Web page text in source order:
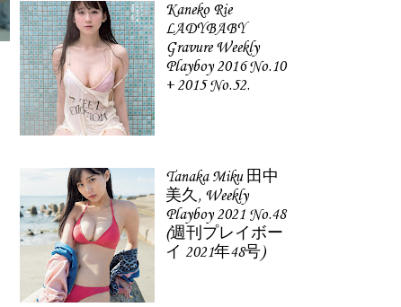
Kaneko Rie
LADYBABY
Gravure Weekly
Playboy 2016 No.10
+ 2015 No.52.
Tanaka Miku 田中
美久, Weekly
Playboy 2021 No.48
(週刊プレイボー
イ 2021年48号)